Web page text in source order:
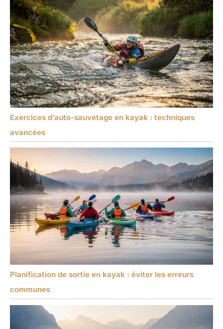
Exercices d’auto-sauvetage en kayak : techniques
avancées
Planification de sortie en kayak : éviter les erreurs
communes